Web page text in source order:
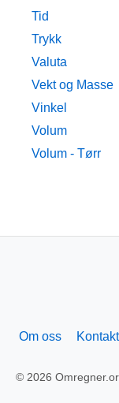
Tid
Trykk
Valuta
Vekt og Masse
Vinkel
Volum
Volum - Tørr
Om oss
© 2026